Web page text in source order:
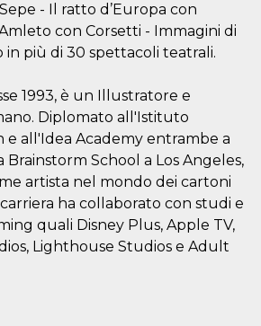
- Il ratto d’Europa con
con Corsetti - Immagini di
in più di 30 spettacoli teatrali.
1993, è un Illustratore e
Diplomato all'Istituto
e all'Idea Academy entrambe a
Brainstorm School a Los Angeles,
artista nel mondo dei cartoni
ha collaborato con studi e
quali Disney Plus, Apple TV,
Lighthouse Studios e Adult
visitatori. È
necessario che il
banner dei
cookie di
funzioni
correttamente.
Storage
type
Session
storage
Session
storage